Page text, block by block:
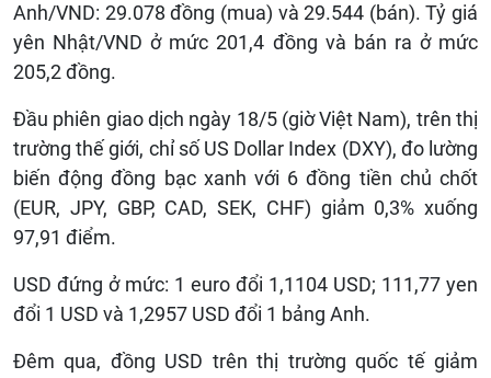
Anh/VND: 29.078 đồng (mua) và 29.544 (bán). Tỷ giá
yên Nhật/VND ở mức 201,4 đồng và bán ra ở mức
205,2 đồng.
Đầu phiên giao dịch ngày 18/5 (giờ Việt Nam), trên thị
trường thế giới, chỉ số US Dollar Index (DXY), đo lường
biến động đồng bạc xanh với 6 đồng tiền chủ chốt
(EUR, JPY, GBP, CAD, SEK, CHF) giảm 0,3% xuống
97,91 điểm.
USD đứng ở mức: 1 euro đổi 1,1104 USD; 111,77 yen
đổi 1 USD và 1,2957 USD đổi 1 bảng Anh.
Đêm qua, đồng USD trên thị trường quốc tế giảm